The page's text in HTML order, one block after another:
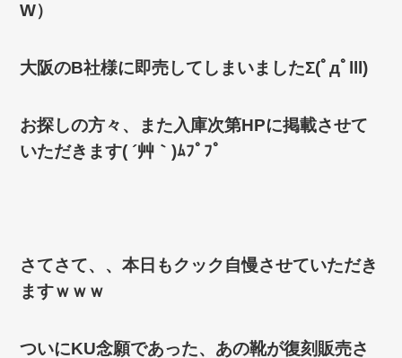
W）
大阪のB社様に即売してしまいましたΣ(ﾟдﾟlll)
お探しの方々、また入庫次第HPに掲載させて
いただきます( ´艸｀)ﾑﾌﾟﾌﾟ
さてさて、、本日もクック自慢させていただき
ますｗｗｗ
ついにKU念願であった、あの靴が復刻販売さ